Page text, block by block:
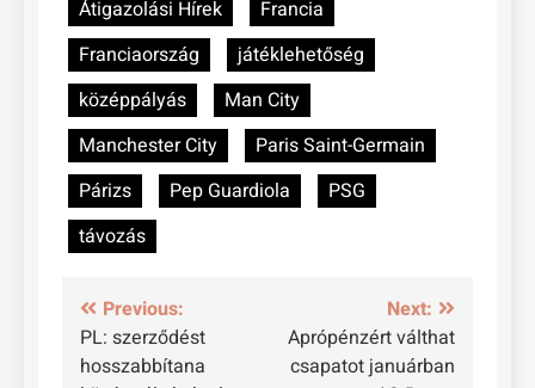
Átigazolási Hírek
Francia
Franciaország
játéklehetőség
középpályás
Man City
Manchester City
Paris Saint-Germain
Párizs
Pep Guardiola
PSG
távozás
Bejegyzés
navigáció
Previous:
PL: szerződést
hosszabbítana
Next:
Aprópénzért válthat
csapatot januárban